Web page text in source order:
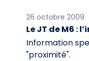
26 octobre 2009
Le JT de M6 :
Information
"proximité".